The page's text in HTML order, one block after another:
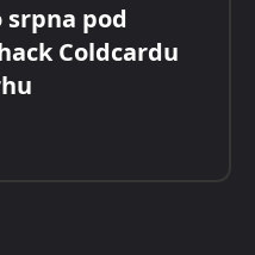
pod
Coldcardu